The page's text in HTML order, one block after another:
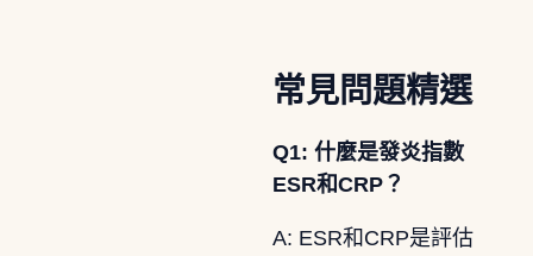
常見問題精選
Q1: 什麼是發炎指數
ESR和CRP？
A: ESR和CRP是評估